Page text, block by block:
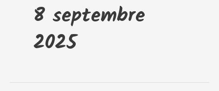
8 septembre
2025